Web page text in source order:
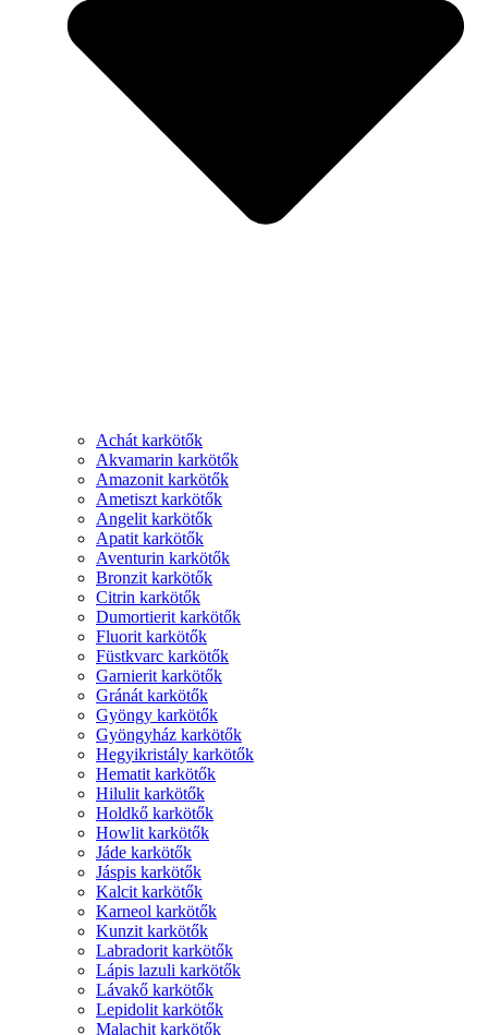
Achát karkötők
Akvamarin karkötők
Amazonit karkötők
Ametiszt karkötők
Angelit karkötők
Apatit karkötők
Aventurin karkötők
Bronzit karkötők
Citrin karkötők
Dumortierit karkötők
Fluorit karkötők
Füstkvarc karkötők
Garnierit karkötők
Gránát karkötők
Gyöngy karkötők
Gyöngyház karkötők
Hegyikristály karkötők
Hematit karkötők
Hilulit karkötők
Holdkő karkötők
Howlit karkötők
Jáde karkötők
Jáspis karkötők
Kalcit karkötők
Karneol karkötők
Kunzit karkötők
Labradorit karkötők
Lápis lazuli karkötők
Lávakő karkötők
Lepidolit karkötők
Malachit karkötők